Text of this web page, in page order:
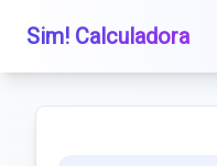
Sim! Calculadora